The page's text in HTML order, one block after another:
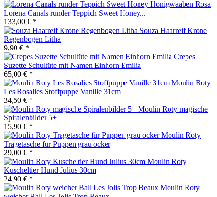
Lorena Canals runder Teppich Sweet Honey...
133,00 € *
Souza Haarreif Krone
Regenbogen Litha
9,90 € *
Crepes
Suzette Schultüte mit Namen Einhorn Emilia
65,00 € *
Moulin Roty
Les Rosalies Stoffpuppe Vanille 31cm
34,50 € *
Moulin Roty magische
Spiralenbilder 5+
15,90 € *
Moulin Roty
Tragetasche für Puppen grau ocker
29,00 € *
Moulin Roty
Kuscheltier Hund Julius 30cm
24,90 € *
Moulin Roty